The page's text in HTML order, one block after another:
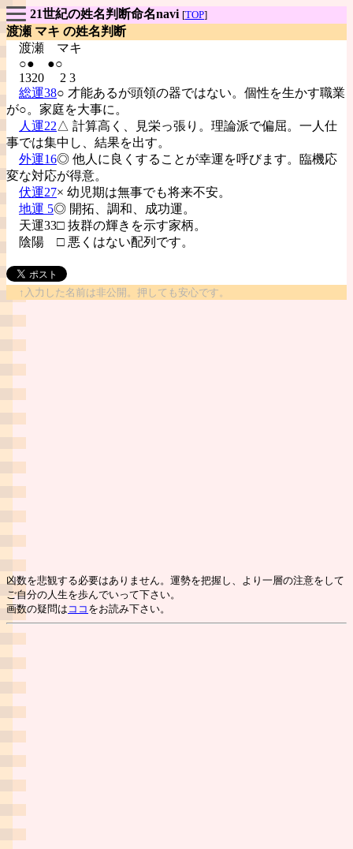
21世紀の姓名判断命名navi [TOP]
渡瀬 マキ の姓名判断
渡瀬 マキ
○● ●○
1320 2 3
総運38○ 才能あるが頭領の器ではない。個性を生かす職業
が○。家庭を大事に。
人運22△ 計算高く、見栄っ張り。理論派で偏屈。一人仕
事では集中し、結果を出す。
外運16◎ 他人に良くすることが幸運を呼びます。臨機応
変な対応が得意。
伏運27× 幼児期は無事でも将来不安。
地運 5◎ 開拓、調和、成功運。
天運33□ 抜群の輝きを示す家柄。
陰陽 □ 悪くはない配列です。
↑入力した名前は非公開。押しても安心です。
凶数を悲観する必要はありません。運勢を把握し、より一層の注意をして
ご自分の人生を歩んでいって下さい。
画数の疑問は ココ をお読み下さい。